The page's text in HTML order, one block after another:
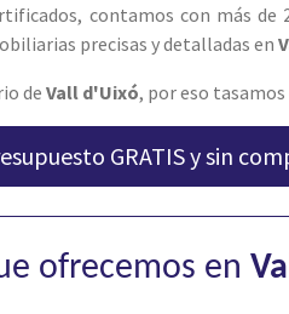
contamos con más de
precisas y detalladas en
deVall d'Uixó, por eso tasamos
GRATIS y sin
ofrecemos en